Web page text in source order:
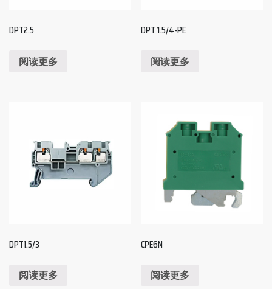
DPT2.5
阅读更多
DPT 1.5/4-PE
阅读更多
DPT1.5/3
阅读更多
CPE6N
阅读更多